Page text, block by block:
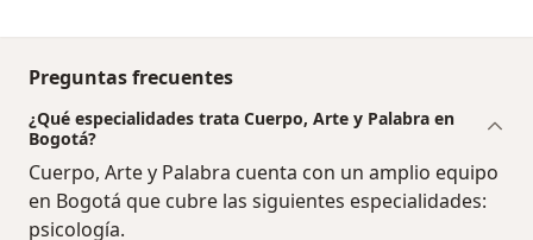
la posibilidad de cambio real para las personas, surge
de una transformación de la vida del pensar, sentir y
querer.
Nuestras herramientas:
cuentos y narraciones, arcilla y color, sensacion,
movimiento y conciencia. En estos se encuentra la
posibilidad de reevaluar las propias experiencias y
Preguntas frecuentes
¿Qué especialidades trata Cuerpo, Arte y Palabra en
Bogotá?
Cuerpo, Arte y Palabra cuenta con un amplio equipo
en Bogotá que cubre las siguientes especialidades:
psicología.